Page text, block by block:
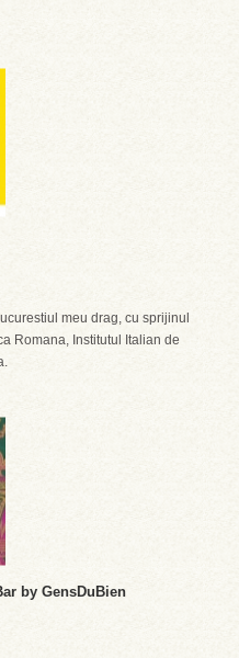
meu drag, cu sprijinul
Romana, Institutul Italian de
by GensDuBien